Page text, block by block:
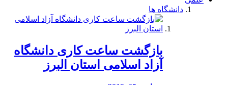
دانشگاه ها
بازگشت ساعت کاری دانشگاه
آزاد اسلامی استان البرز